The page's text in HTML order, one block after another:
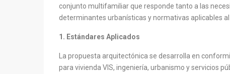
conjunto multifamiliar que responde tanto a las
determinantes urbanísticas y normativas aplicables al
1. Estándares Aplicados
La propuesta arquitectónica se desarrolla en
para vivienda VIS, ingeniería, urbanismo y servicios